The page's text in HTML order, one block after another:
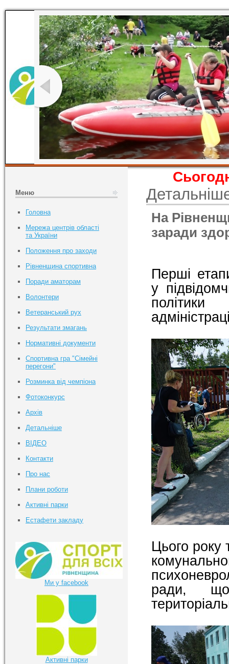
На
заради
Перші
у
політики
Цього року
ради,
Меню
Головна
Мережа центрів області
та України
Положення про заходи
Рівненщина спортивна
Поради аматорам
Волонтери
Ветеранський рух
Результати змагань
Нормативні документи
Спортивна гра "Сімейні
перегони"
Розминка від чемпіона
Фотоконкурс
Архів
Детальніше
ВІДЕО
Контакти
Про нас
Плани роботи
Активні парки
Естафети закладу
Ми у facebook
Активні парки